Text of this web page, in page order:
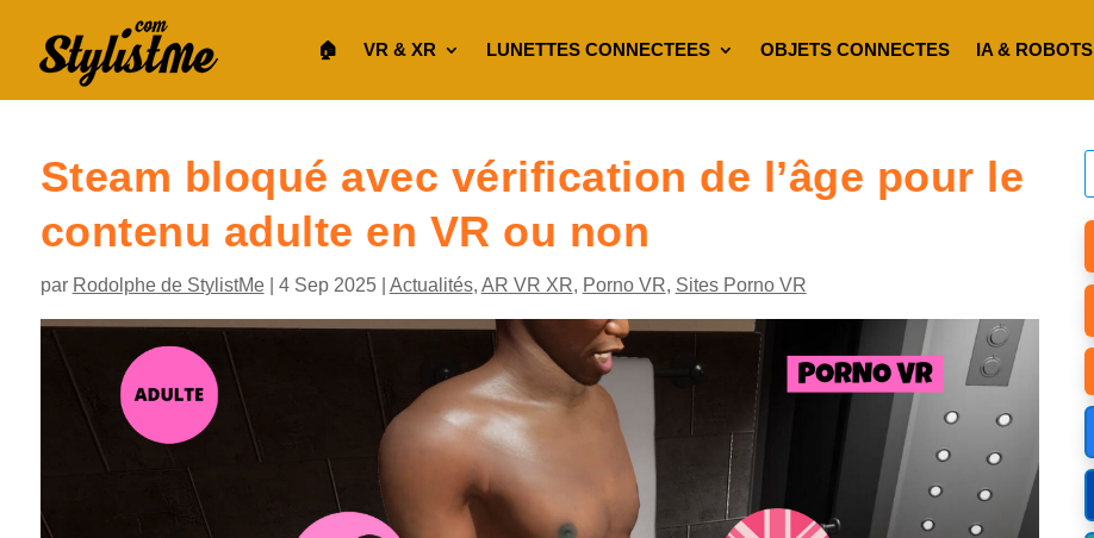
🏠︎ VR & XR LUNETTES CONNECTEES OBJETS CONNECTES IA & ROBOTS
Steam bloqué avec vérification de l’âge pour le
contenu adulte en VR ou non
par Rodolphe de StylistMe| 4 Sep 2025| Actualités, AR VR XR, Porno VR, Sites Porno VR